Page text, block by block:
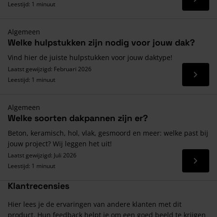
Leestijd: 1 minuut
Lees
Algemeen
Welke hulpstukken zijn nodig voor jouw dak?
Vind hier de juiste hulpstukken voor jouw daktype!
Laatst gewijzigd: Februari 2026
Leestijd: 1 minuut
Lees
Algemeen
Welke soorten dakpannen zijn er?
Beton, keramisch, hol, vlak, gesmoord en meer: welke past bij
jouw project? Wij leggen het uit!
Laatst gewijzigd: Juli 2026
Leestijd: 1 minuut
Lees
Klantrecensies
Hier lees je de ervaringen van andere klanten met dit
product. Hun feedback helpt je om een goed beeld te krijgen